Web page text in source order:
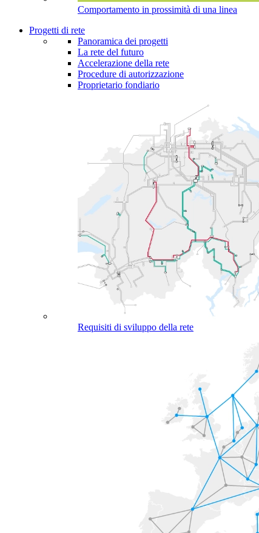
Comportamento in prossimità di una linea
Progetti di rete
Panoramica dei progetti
La rete del futuro
Accelerazione della rete
Procedure di autorizzazione
Proprietario fondiario
Requisiti di sviluppo della rete